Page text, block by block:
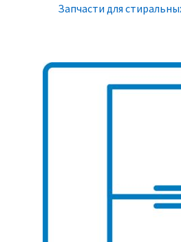
Запчасти для